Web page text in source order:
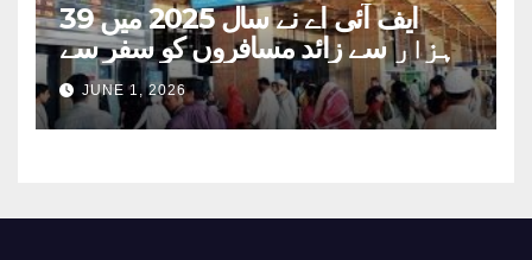
ایف آئی اے نے سال 2025 میں 39
ہزار سے زائد مسافروں کو سفر سے
روکاJUNE 1, 2026